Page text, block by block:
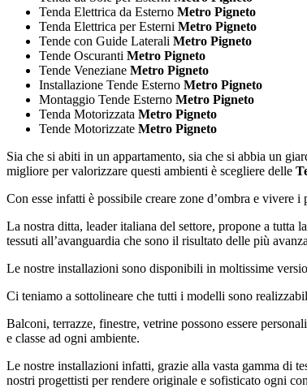
Tenda Elettrica da Esterno Metro Pigneto
Tenda Elettrica per Esterni Metro Pigneto
Tende con Guide Laterali Metro Pigneto
Tende Oscuranti Metro Pigneto
Tende Veneziane Metro Pigneto
Installazione Tende Esterno Metro Pigneto
Montaggio Tende Esterno Metro Pigneto
Tenda Motorizzata Metro Pigneto
Tende Motorizzate Metro Pigneto
Sia che si abiti in un appartamento, sia che si abbia un
migliore per valorizzare questi ambienti è scegliere delle
Con esse infatti è possibile creare zone d’ombra e vivere
La nostra ditta, leader italiana del settore, propone a tutta
tessuti all’avanguardia che sono il risultato delle più
Le nostre installazioni sono disponibili in moltissime
Ci teniamo a sottolineare che tutti i modelli sono
Balconi, terrazze, finestre, vetrine possono essere
e classe ad ogni ambiente.
Le nostre installazioni infatti, grazie alla vasta gamma di
nostri progettisti per rendere originale e sofisticato ogni